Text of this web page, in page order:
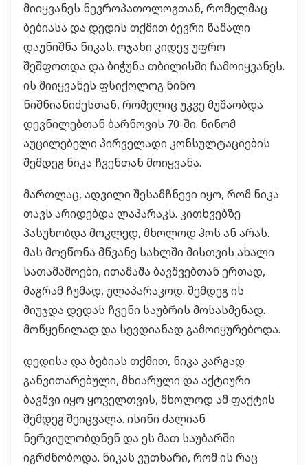
მიიყვანეს ნევროპათოლოგთან, რომელმაც
ბებიასა და დედის თქმით ბევრი წამალი
დაუნიშნა ნიკას. ოჯახი კიდევ უფრო
შეშფოთდა და ბიჭუნა თბილისში ჩამოიყვანეს.
ის მიიყვანეს ფსიქოლოგ ნინო
ნიშნიანიძესთან, რომელიც უკვე მუშაობდა
დევნილებთან ბარნოვის 70-ში. ნინომ
აუცილებელი პირველადი კონსულტაციების
შემდეგ ნიკა ჩვენთან მოიყვანა.
მართლაც, ადვილი შესამჩნევი იყო, რომ ნიკა
თავს არიდებდა ლაპარაკს. კითხვებზე
პასუხობდა მოკლედ, მხოლოდ ჰოს ან არას.
მას მოეწონა მწვანე სახლში მისთვის ახალი
სათამაშოები, ითამაშა ბავშვებთან ერთად,
მაგრამ ჩუმად, ულაპარაკოდ. შემდეგ ის
მიუჯდა დედას ჩვენი საუბრის მოსასმენად.
მოწყენილად და სევდიანად გამოიყურებოდა.
დედისა და ბებიას თქმით, ნიკა კარგად
განვითარებული, მხიარული და აქტიური
ბავშვი იყო ყოველთვის, მხოლოდ ამ ფაქტის
შემდეგ შეიცვალა. ისინი ძალიან
ნერვიულობდნენ და ეს მათ საუბარში
იგრძნობოდა. ნიკას ვუთხარი, რომ ის რაც